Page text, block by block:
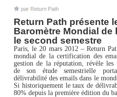
par Return Path
Return Path présente
Baromètre Mondial
le second semestre
Paris, le 20 mars 2012 – Return
mondial de la certification des
gestion de la réputation, révèle les
de son étude semestrielle
délivrabilité des emails dans le
Si historiquement le taux de
80% depuis la première édition du